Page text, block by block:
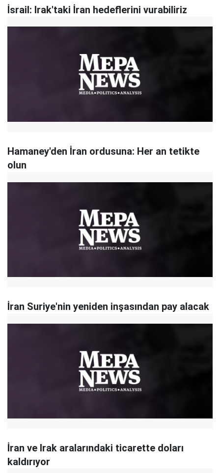
İsrail: Irak'taki İran hedeflerini vurabiliriz
Hamaney'den İran ordusuna: Her an tetikte
olun
İran Suriye'nin yeniden inşasından pay alacak
İran ve Irak aralarındaki ticarette doları
kaldırıyor